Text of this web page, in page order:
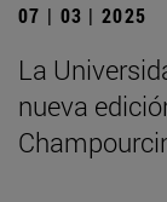
07 | 03 | 2025
La
nueva